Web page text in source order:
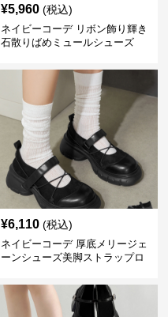
¥5,960 (税込)
ネイビーコーデ リボン飾り輝き
石散りばめミュールシューズ
¥6,110 (税込)
ネイビーコーデ 厚底メリージェ
ーンシューズ美脚ストラップロ